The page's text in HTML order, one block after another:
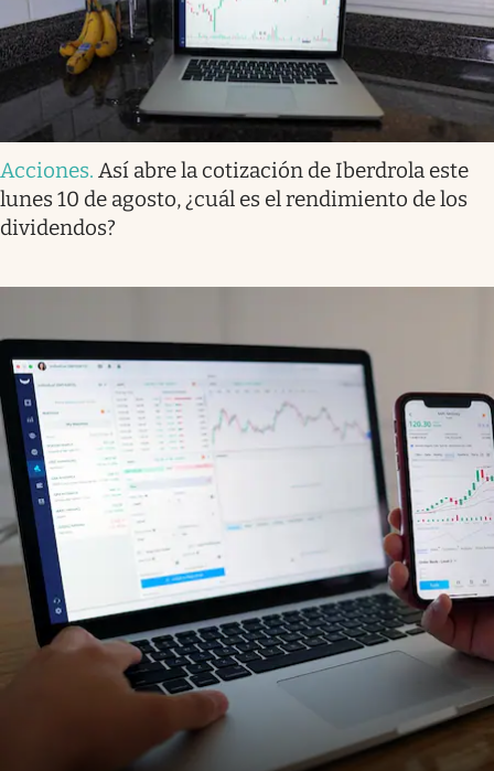
Acciones. Así abre la cotización de Iberdrola este
lunes 10 de agosto, ¿cuál es el rendimiento de los
dividendos?